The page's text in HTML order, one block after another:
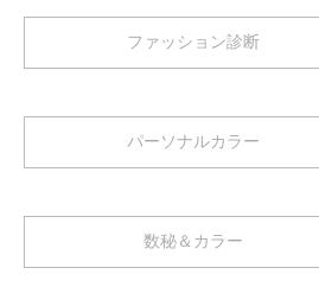
ファッション診断
パーソナルカラー
数秘＆カラー